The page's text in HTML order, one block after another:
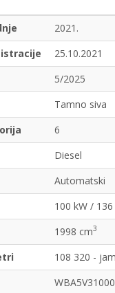
2021.
25.10.2021
5/2025
Tamno siva
6
Diesel
Automatski
100 kW / 136
1998 cm3
108 320 -